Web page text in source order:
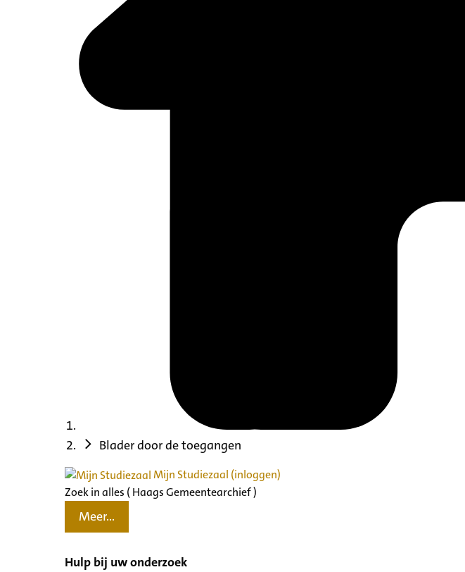
Blader door de toegangen
Mijn Studiezaal (inloggen)
Zoek in alles ( Haags Gemeentearchief )
Meer...
Hulp bij uw onderzoek